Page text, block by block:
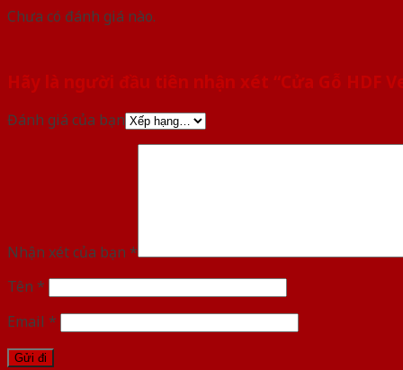
Chưa có đánh giá nào.
Hãy là người đầu tiên nhận xét “Cửa Gỗ HDF
Đánh giá của bạn
Nhận xét của bạn *
Tên *
Email *